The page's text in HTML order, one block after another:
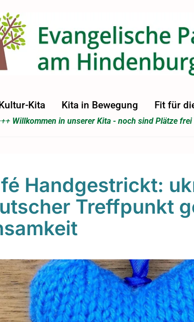
Kita Kita in Bewegung Fit für
Willkommen in unserer Kita - noch sind Plätze
Handgestrickt:
Treffpunkt